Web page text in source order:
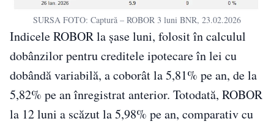
SURSA FOTO: Captură – ROBOR 3 luni BNR, 23.02.2026
Indicele ROBOR la șase luni, folosit în calculul
dobânzilor pentru creditele ipotecare în lei cu
dobândă variabilă, a coborât la 5,81% pe an, de la
5,82% pe an înregistrat anterior. Totodată, ROBOR
la 12 luni a scăzut la 5,98% pe an, comparativ cu